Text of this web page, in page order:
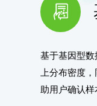
基于基因型数
上分布密度
助用户确认样